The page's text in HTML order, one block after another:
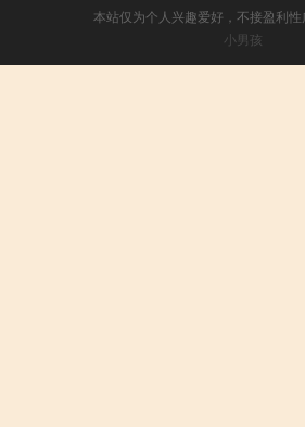
本站仅为个人兴趣爱好，不接盈利
小男孩